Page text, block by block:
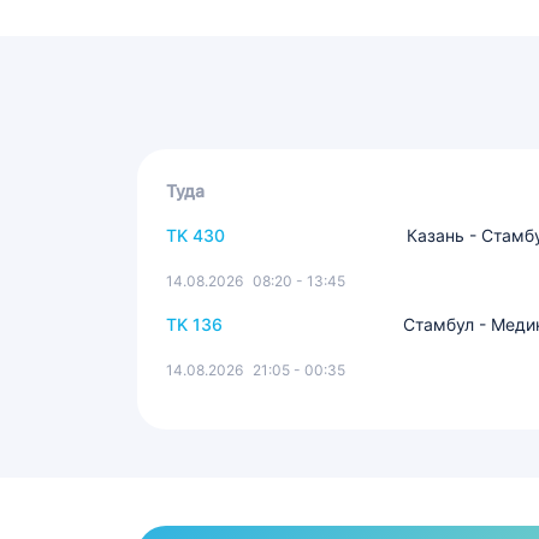
Туда
TK 430 Казань -
14.08.2026 08:20 - 13:45
TK 136 Стамбул -
14.08.2026 21:05 - 00:35